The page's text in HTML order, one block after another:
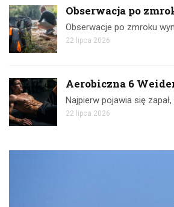
Obserwacja po
Obserwacje po zmroku
22 lipca 2026
Aerobiczna 6
Najpierw pojawia się
22 lipca 2026